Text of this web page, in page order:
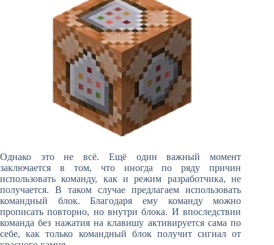
Однако это не всё. Ещё один важный момент
заключается в том, что иногда по ряду причин
использовать команду, как и режим разработчика, не
получается. В таком случае предлагаем использовать
командный блок. Благодаря ему команду можно
прописать повторно, но внутри блока. И впоследствии
команда без нажатия на клавишу активируется сама по
себе, как только командный блок получит сигнал от